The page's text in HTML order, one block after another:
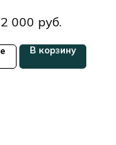
2 000 руб.
В корзину